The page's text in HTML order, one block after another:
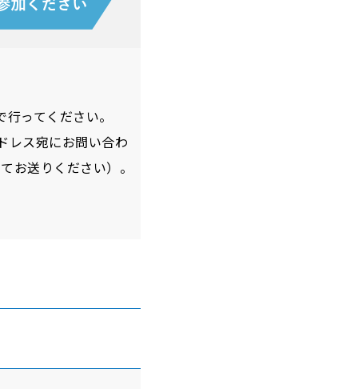
ってください。
レス宛にお問い合わ
お送りください）。